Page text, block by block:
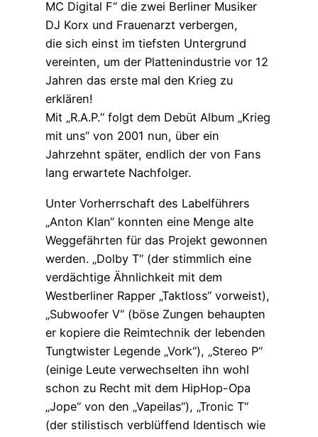
MC Digital F“ die zwei Berliner Musiker
DJ Korx und Frauenarzt verbergen,
die sich einst im tiefsten Untergrund
vereinten, um der Plattenindustrie vor 12
Jahren das erste mal den Krieg zu
erklären!
Mit „R.A.P.“ folgt dem Debüt Album „Krieg
mit uns“ von 2001 nun, über ein
Jahrzehnt später, endlich der von Fans
lang erwartete Nachfolger.
Unter Vorherrschaft des Labelführers
„Anton Klan“ konnten eine Menge alte
Weggefährten für das Projekt gewonnen
werden. „Dolby T“ (der stimmlich eine
verdächtige Ähnlichkeit mit dem
Westberliner Rapper „Taktloss“ vorweist),
„Subwoofer V“ (böse Zungen behaupten
er kopiere die Reimtechnik der lebenden
Tungtwister Legende „Vork“), „Stereo P“
(einige Leute verwechselten ihn wohl
schon zu Recht mit dem HipHop-Opa
„Jope“ von den „Vapeilas“), „Tronic T“
(der stilistisch verblüffend Identisch wie